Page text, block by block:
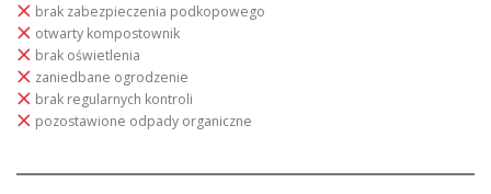
brak zabezpieczenia podkopowego
otwarty kompostownik
brak oświetlenia
zaniedbane ogrodzenie
brak regularnych kontroli
pozostawione odpady organiczne